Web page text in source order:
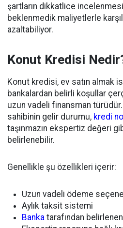
şartların dikkatlice
beklenmedik maliyetlerle
azaltabiliyor.
Konut Kredisi
Konut kredisi, ev satın almak
bankalardan belirli koşullar
uzun vadeli finansman
sahibinin gelir durumu, kredi
taşınmazın ekspertiz değeri
belirlenebilir.
Genellikle şu özellikleri içerir:
Uzun vadeli ödeme
Aylık taksit sistemi
Banka tarafından belirlenen